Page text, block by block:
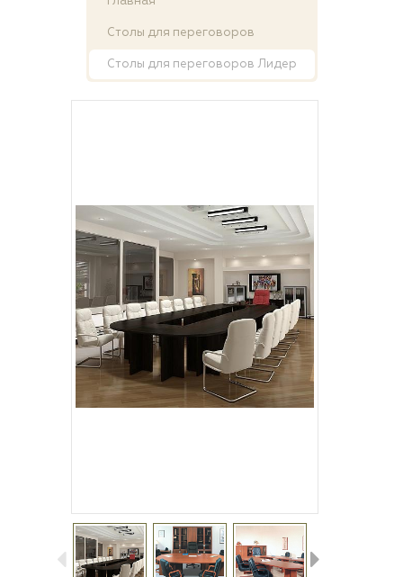
Столы для переговоров
Столы для переговоров Лидер